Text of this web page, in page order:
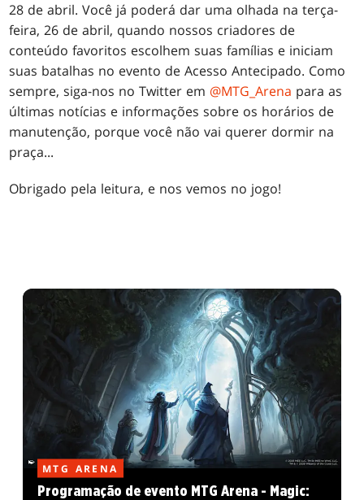
28 de abril. Você já poderá dar uma olhada na terça-
feira, 26 de abril, quando nossos criadores de
conteúdo favoritos escolhem suas famílias e iniciam
suas batalhas no evento de Acesso Antecipado. Como
sempre, siga-nos no Twitter em @MTG_Arena para as
últimas notícias e informações sobre os horários de
manutenção, porque você não vai querer dormir na
praça...
Obrigado pela leitura, e nos vemos no jogo!
MTG ARENA
Programação de evento MTG Arena - Magic: